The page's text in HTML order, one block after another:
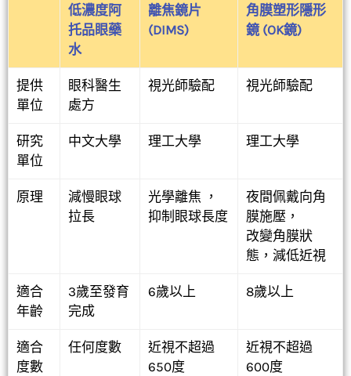
低濃度阿
托品眼藥
水
離焦鏡片
(DIMS)
角膜塑形隱形
鏡 (OK鏡)
提供
單位
眼科醫生
處方
視光師驗配 視光師驗配
研究
單位
中文大學 理工大學 理工大學
原理
減慢眼球
拉長
光學離焦 ，
抑制眼球長度
夜間佩戴向角
膜施壓，
改變角膜狀
態，減低近視
適合
年齡
3歲至發育
完成
6歲以上 8歲以上
適合
度數
任何度數
近視不超過
650度
近視不超過
600度